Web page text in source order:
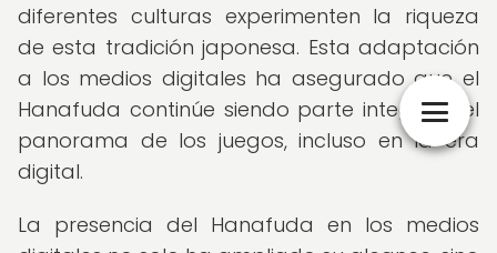
diferentes culturas experimenten la riqueza
de esta tradición japonesa. Esta adaptación
a los medios digitales ha asegurado que el
Hanafuda continúe siendo parte integral del
panorama de los juegos, incluso en la era
digital.
La presencia del Hanafuda en los medios